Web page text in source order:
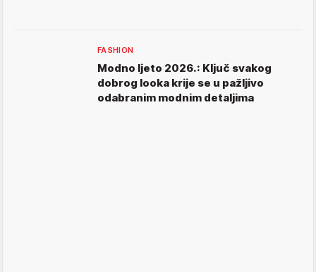
FASHION
Modno ljeto 2026.: Ključ svakog
dobrog looka krije se u pažljivo
odabranim modnim detaljima